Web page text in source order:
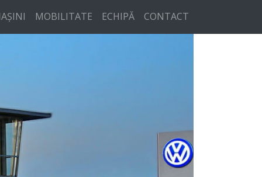
MOBILITATE ECHIPĂ CONTACT